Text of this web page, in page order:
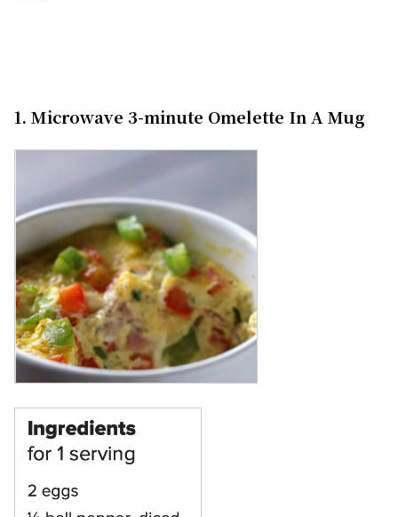
1. Microwave 3-minute Omelette In A Mug